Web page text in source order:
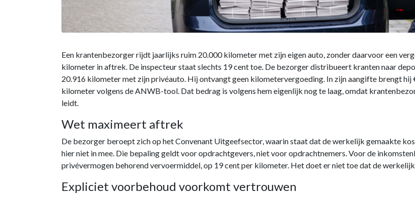
Een krantenbezorger rijdt jaarlijks ruim 20.000 kilometer met zijn eigen auto, zonder daarvoor een
kilometer in aftrek. De inspecteur staat slechts 19 cent toe. De bezorger distribueert kranten naar
20.916 kilometer met zijn privéauto. Hij ontvangt geen kilometervergoeding. In zijn aangifte brengt
kilometer volgens de ANWB-tool. Dat bedrag is volgens hem eigenlijk nog te laag, omdat
leidt.
Wet maximeert aftrek
De bezorger beroept zich op het Convenant Uitgeefsector, waarin staat dat de werkelijk gemaakte
hier niet in mee. Die bepaling geldt voor opdrachtgevers, niet voor opdrachtnemers. Voor de
privévermogen behorend vervoermiddel, op 19 cent per kilometer. Het doet er niet toe dat de
Expliciet voorbehoud voorkomt vertrouwen